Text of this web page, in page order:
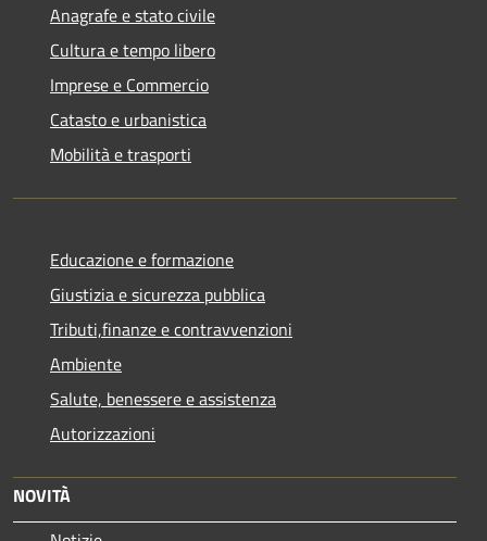
Anagrafe e stato civile
Cultura e tempo libero
Imprese e Commercio
Catasto e urbanistica
Mobilità e trasporti
Educazione e formazione
Giustizia e sicurezza pubblica
Tributi,finanze e contravvenzioni
Ambiente
Salute, benessere e assistenza
Autorizzazioni
NOVITÀ